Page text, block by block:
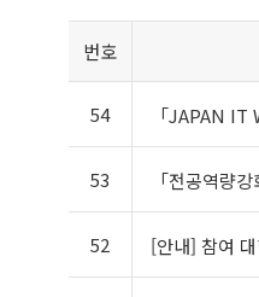
번호
54 「JAPAN
53 「전공역량
52 [안내] 참여